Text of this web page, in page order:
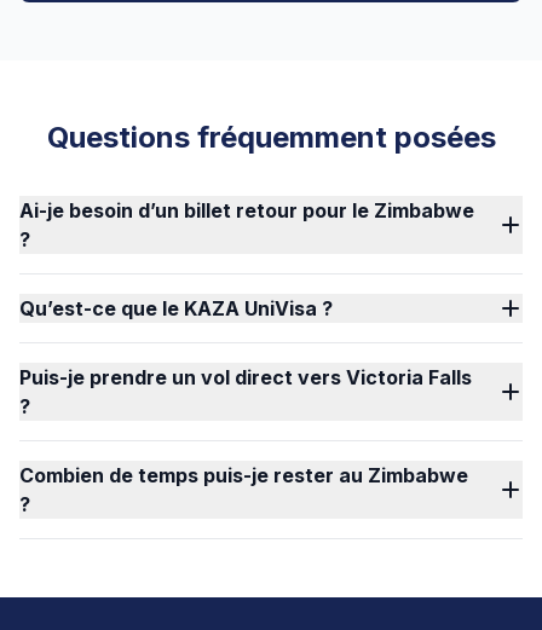
Questions fréquemment posées
Ai-je besoin d’un billet retour pour le Zimbabwe
?
Qu’est-ce que le KAZA UniVisa ?
Puis-je prendre un vol direct vers Victoria Falls
?
Combien de temps puis-je rester au Zimbabwe
?